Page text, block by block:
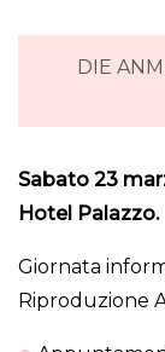
DIE
Sabato 23
Hotel Palazzo.
Giornata
Riproduzione